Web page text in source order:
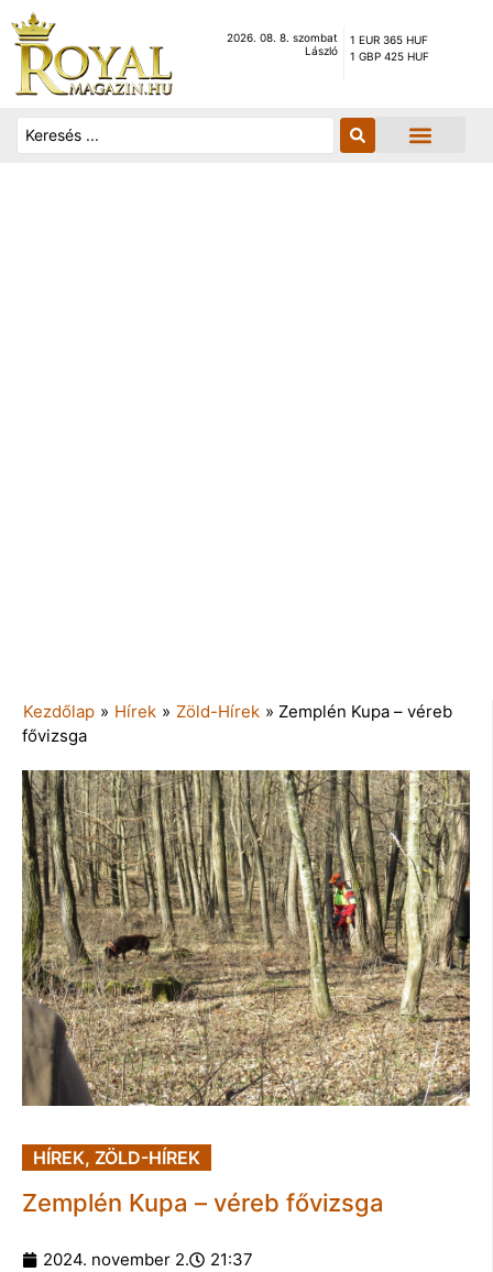
2026. 08. 8. szombat
László
1 EUR 365 HUF
1 GBP 425 HUF
Kezdőlap » Hírek » Zöld-Hírek » Zemplén Kupa – véreb
fővizsga
HÍREK, ZÖLD-HÍREK
Zemplén Kupa – véreb fővizsga
2024. november 2. 21:37